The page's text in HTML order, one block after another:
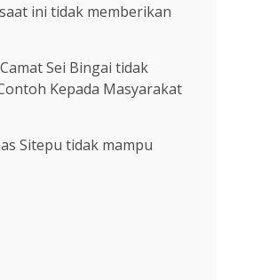
ini tidak memberikan
Sei Bingai tidak
Kepada Masyarakat
Sitepu tidak mampu